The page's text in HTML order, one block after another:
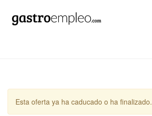
Esta oferta ya ha caducado o ha finalizado.